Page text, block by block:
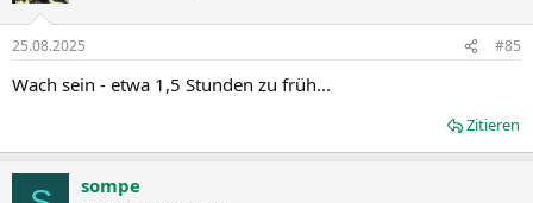
25.08.2025 #85
Wach sein - etwa 1,5 Stunden zu früh...
Zitieren
sompe